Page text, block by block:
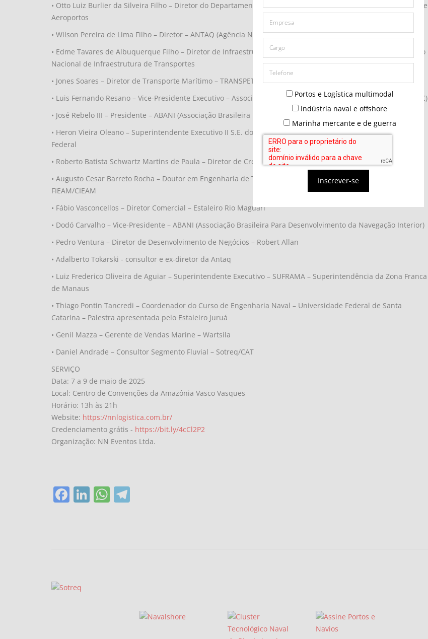
Portos e Logística multimodal
Indústria naval e offshore
Marinha mercante e de guerra
Inscrever-se
• Otto Luiz Burlier da Silveira Filho – Diretor do Departamento de Navegação e Fomento – Ministério de Portos e
Aeroportos
• Wilson Pereira de Lima Filho – Diretor – ANTAQ (Agência Nacional de Transportes Aquaviários)
• Edme Tavares de Albuquerque Filho – Diretor de Infraestrutura Aquaviária substituto – DNIT – Departamento
Nacional de Infraestrutura de Transportes
• Jones Soares – Diretor de Transporte Marítimo – TRANSPETRO
• Luis Fernando Resano – Vice-Presidente Executivo – Associação Brasileira de Armadores de Cabotagem (ABAC)
• José Rebelo III – Presidente – ABANI (Associação Brasileira Para Desenvolvimento da Navegação Interior)
• Heron Vieira Oleano – Superintendente Executivo II S.E. do PA Corporativo Infraestrutura – Caixa Econômica
Federal
• Roberto Batista Schwartz Martins de Paula – Diretor de Crédito – Banco da Amazônia
• Augusto Cesar Barreto Rocha – Doutor em Engenharia de Transportes, Professor Associado – UFAM/
FIEAM/CIEAM
• Fábio Vasconcellos – Diretor Comercial – Estaleiro Rio Maguari
• Dodó Carvalho – Vice-Presidente – ABANI (Associação Brasileira Para Desenvolvimento da Navegação Interior)
• Pedro Ventura – Diretor de Desenvolvimento de Negócios – Robert Allan
• Adalberto Tokarski - consultor e ex-diretor da Antaq
• Luiz Frederico Oliveira de Aguiar – Superintendente Executivo – SUFRAMA – Superintendência da Zona Franca
de Manaus
• Thiago Pontin Tancredi – Coordenador do Curso de Engenharia Naval – Universidade Federal de Santa
Catarina – Palestra apresentada pelo Estaleiro Juruá
• Genil Mazza – Gerente de Vendas Marine – Wartsila
• Daniel Andrade – Consultor Segmento Fluvial – Sotreq/CAT
SERVIÇO
Data: 7 a 9 de maio de 2025
Local: Centro de Convenções da Amazônia Vasco Vasques
Horário: 13h às 21h
Website: https://nnlogistica.com.br/
Credenciamento grátis - https://bit.ly/4cCl2P2
Organização: NN Eventos Ltda.
Facebook
LinkedIn
WhatsApp